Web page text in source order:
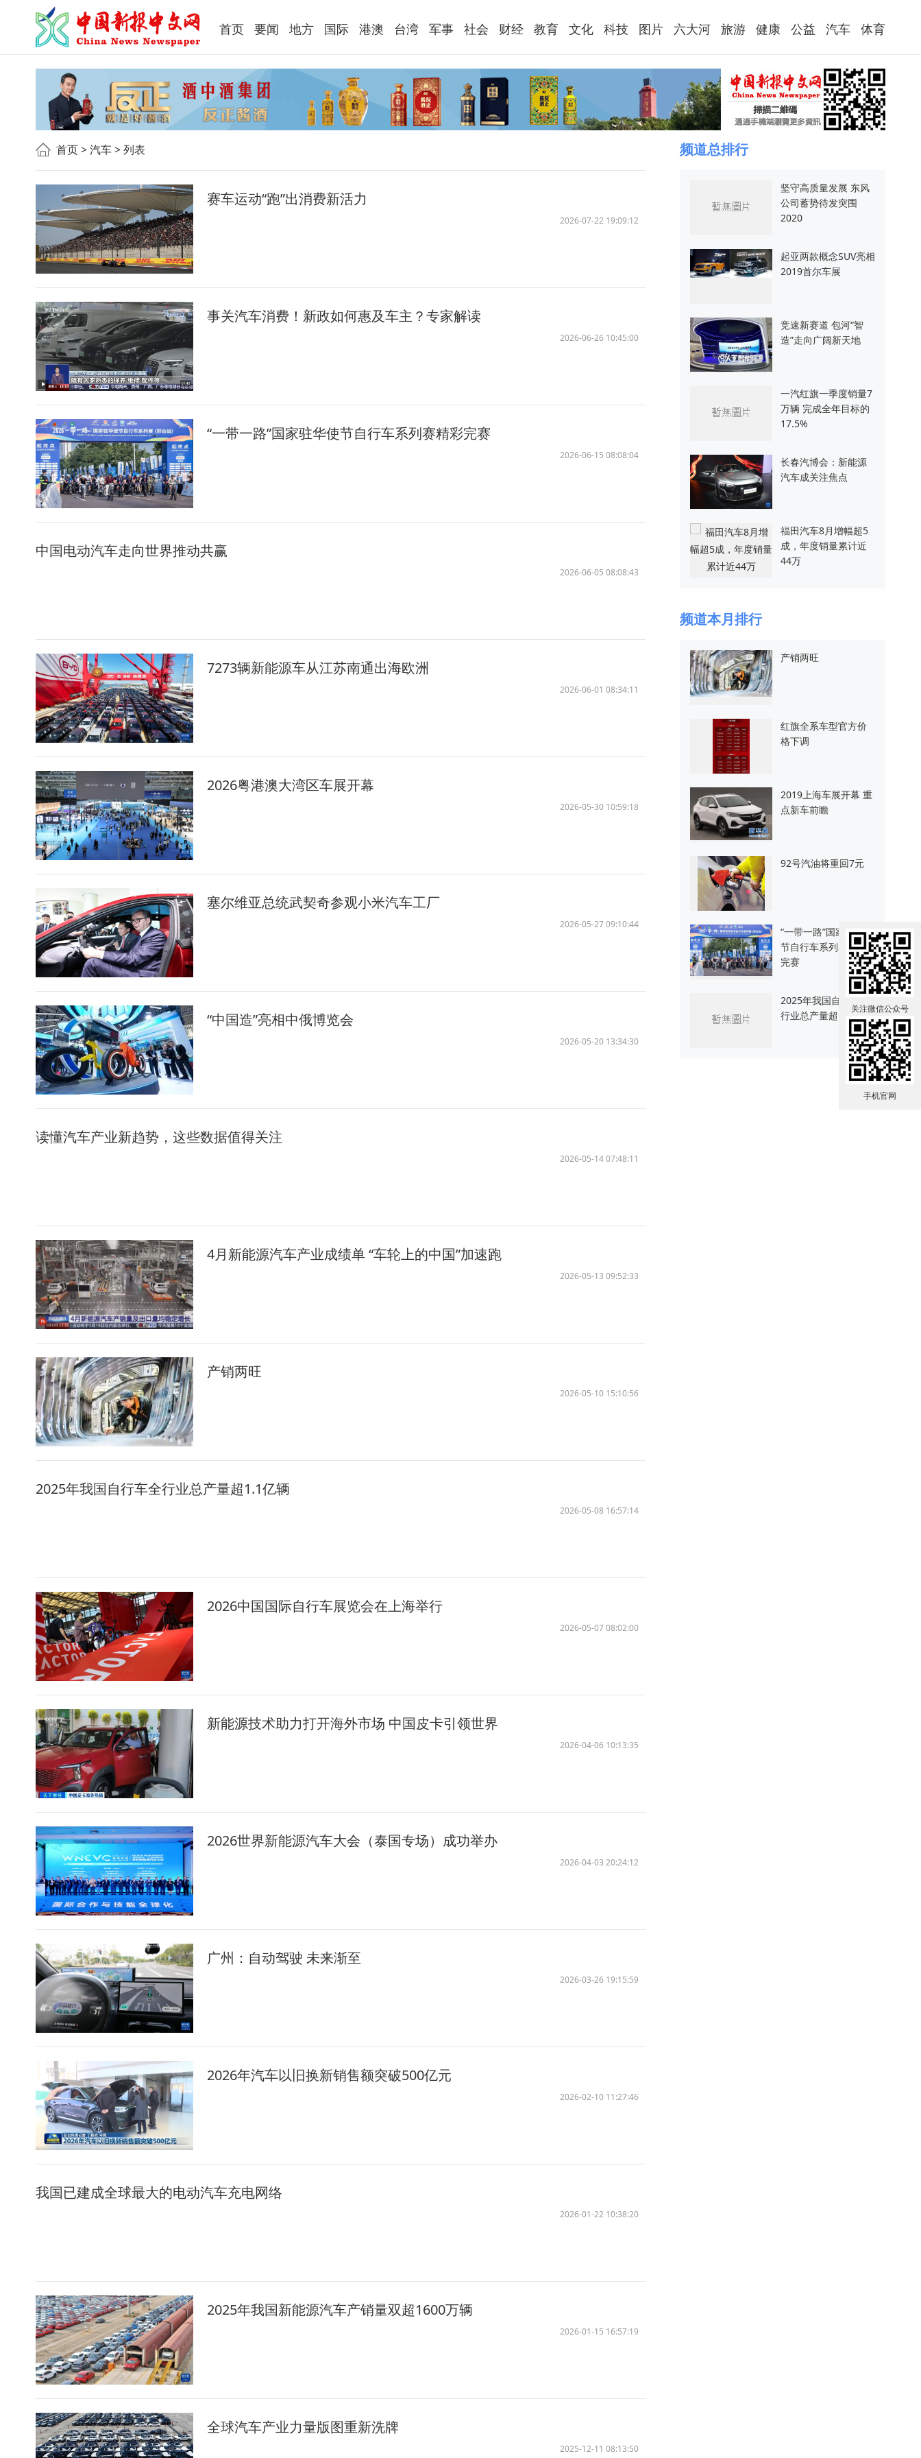
首页 要闻 地方 国际 港澳 台湾 军事 社会 财经 教育 文化 科技 图片 六大河 旅游 健康 公益 汽车 体育
首页>汽车> 列表
赛车运动“跑”出消费新活力
2026-07-22 19:09:12
事关汽车消费！新政如何惠及车主？专家解读
2026-06-26 10:45:00
“一带一路”国家驻华使节自行车系列赛精彩完赛
2026-06-15 08:08:04
中国电动汽车走向世界推动共赢
2026-06-05 08:08:43
7273辆新能源车从江苏南通出海欧洲
2026-06-01 08:34:11
2026粤港澳大湾区车展开幕
2026-05-30 10:59:18
塞尔维亚总统武契奇参观小米汽车工厂
2026-05-27 09:10:44
“中国造”亮相中俄博览会
2026-05-20 13:34:30
读懂汽车产业新趋势，这些数据值得关注
2026-05-14 07:48:11
4月新能源汽车产业成绩单 “车轮上的中国”加速跑
2026-05-13 09:52:33
产销两旺
2026-05-10 15:10:56
2025年我国自行车全行业总产量超1.1亿辆
2026-05-08 16:57:14
2026中国国际自行车展览会在上海举行
2026-05-07 08:02:00
新能源技术助力打开海外市场 中国皮卡引领世界
2026-04-06 10:13:35
2026世界新能源汽车大会（泰国专场）成功举办
2026-04-03 20:24:12
广州：自动驾驶 未来渐至
2026-03-26 19:15:59
2026年汽车以旧换新销售额突破500亿元
2026-02-10 11:27:46
我国已建成全球最大的电动汽车充电网络
2026-01-22 10:38:20
2025年我国新能源汽车产销量双超1600万辆
2026-01-15 16:57:19
全球汽车产业力量版图重新洗牌
2025-12-11 08:13:50
频道总排行
坚守高质量发展 东风
公司蓄势待发突围
2020
起亚两款概念SUV亮相
2019首尔车展
竞速新赛道 包河“智
造”走向广阔新天地
一汽红旗一季度销量7
万辆 完成全年目标的
17.5%
长春汽博会：新能源
汽车成关注焦点
福田汽车8月增幅超5
成，年度销量累计近
44万
频道本月排行
产销两旺
红旗全系车型官方价
格下调
2019上海车展开幕 重
点新车前瞻
92号汽油将重回7元
“一带一路”国家驻华使
节自行车系列赛精彩
完赛
2025年我国自行车全
行业总产量超1.1亿辆
关注微信公众号
手机官网